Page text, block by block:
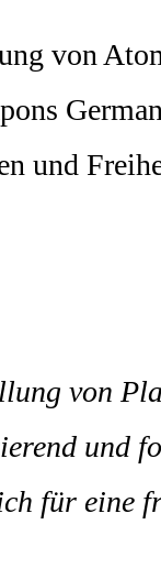
von
und
von
und
für eine